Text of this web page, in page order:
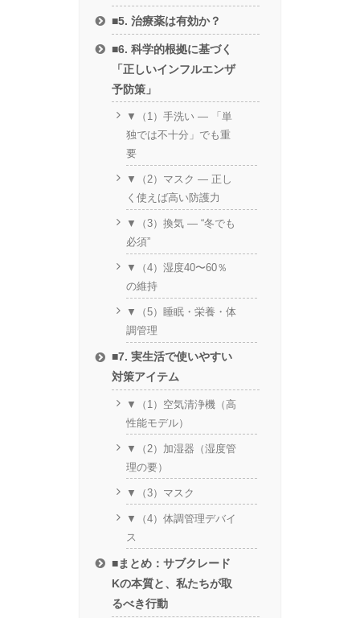
■5. 治療薬は有効か？
■6. 科学的根拠に基づく
「正しいインフルエンザ
予防策」
▼（1）手洗い ― 「単
独では不十分」でも重
要
▼（2）マスク ― 正し
く使えば高い防護力
▼（3）換気 ― “冬でも
必須”
▼（4）湿度40〜60％
の維持
▼（5）睡眠・栄養・体
調管理
■7. 実生活で使いやすい
対策アイテム
▼（1）空気清浄機（高
性能モデル）
▼（2）加湿器（湿度管
理の要）
▼（3）マスク
▼（4）体調管理デバイ
ス
■まとめ：サブクレード
Kの本質と、私たちが取
るべき行動